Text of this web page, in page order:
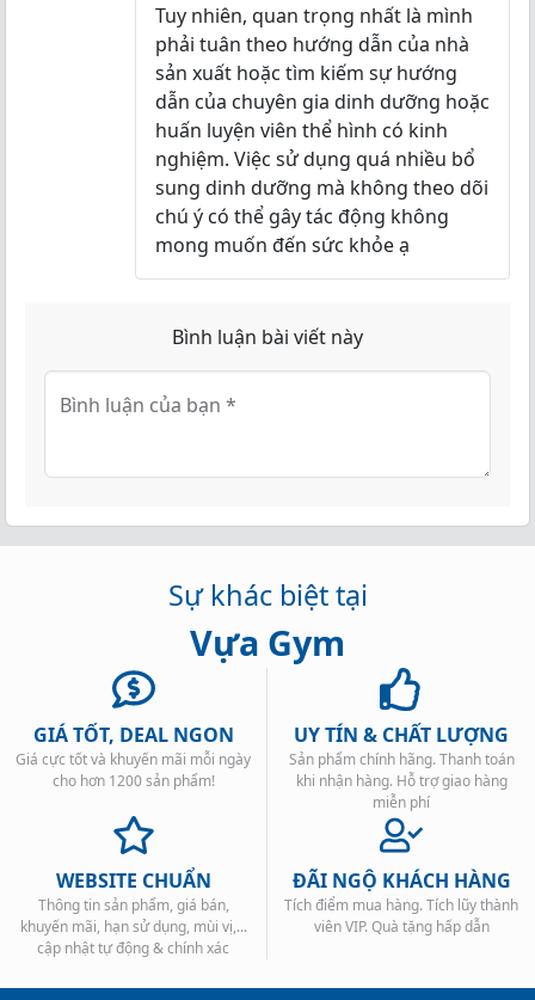
Tuy nhiên, quan trọng nhất là mình
phải tuân theo hướng dẫn của nhà
sản xuất hoặc tìm kiếm sự hướng
dẫn của chuyên gia dinh dưỡng hoặc
huấn luyện viên thể hình có kinh
nghiệm. Việc sử dụng quá nhiều bổ
sung dinh dưỡng mà không theo dõi
chú ý có thể gây tác động không
mong muốn đến sức khỏe ạ
Bình luận bài viết này
Bình luận của bạn *
Sự khác biệt tại
Vựa Gym
GIÁ TỐT, DEAL NGON
Giá cực tốt và khuyến mãi mỗi ngày
cho hơn 1200 sản phẩm!
UY TÍN & CHẤT LƯỢNG
Sản phẩm chính hãng. Thanh toán
khi nhận hàng. Hỗ trợ giao hàng
miễn phí
WEBSITE CHUẨN
Thông tin sản phẩm, giá bán,
khuyến mãi, hạn sử dụng, mùi vị,...
cập nhật tự động & chính xác
ĐÃI NGỘ KHÁCH HÀNG
Tích điểm mua hàng. Tích lũy thành
viên VIP. Quà tặng hấp dẫn